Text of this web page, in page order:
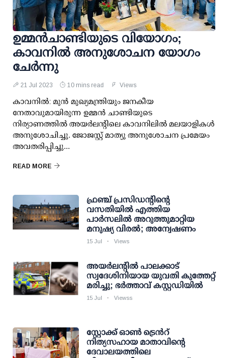
ഉമ്മന്‍ചാണ്ടിയുടെ വിയോഗം;
കാവനില്‍ അനുശോചന യോഗം
ചേര്‍ന്നു
21 Jul 2023 10 mins read Views
കാവനില്‍: മുന്‍ മുഖ്യമന്ത്രിയും ജനകീയ
നേതാവുമായിരുന്ന ഉമ്മന്‍ ചാണ്ടിയുടെ
നിര്യാണത്തില്‍ അയര്‍ലന്റിലെ കാവനിലില്‍ മലയാളികള്‍
അനുശോചിച്ചു. ജോജസ്റ്റ് മാത്യു അനുശോചന പ്രമേയം
അവതരിപ്പിച്ചു...
READ MORE
ഫ്രഞ്ച് പ്രസിഡന്റിന്റെ
വസതിയില്‍ എത്തിയ
പാര്‍സലില്‍ അറുത്തുമാറ്റിയ
മനുഷ്യ വിരല്‍; അന്വേഷണം
15 Jul Views
അയർലന്റില്‍ പാലക്കാട്
സ്വദേശിനിയായ യുവതി കുത്തേറ്റ്
മരിച്ചു; ഭര്‍ത്താവ് കസ്റ്റഡിയില്‍
15 Jul Viewss
സ്റ്റോക്ക് ഓൺ ട്രെൻറ്
നിത്യസഹായ മാതാവിൻ്റെ
ദേവാലയത്തിലെ